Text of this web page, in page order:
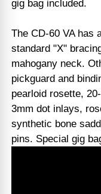
gig bag included.
The CD-60 VA has
standard "X"
mahogany neck.
pickguard and
pearloid rosette,
3mm dot inlays,
synthetic bone
pins. Special gig